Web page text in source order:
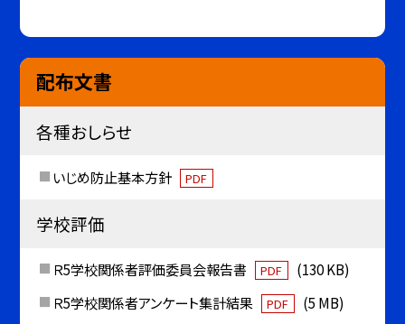
配布文書
各種おしらせ
いじめ防止基本方針 PDF
学校評価
Ｒ5学校関係者評価委員会報告書 PDF
(130 KB)
Ｒ5学校関係者アンケート集計結果
PDF
(5 MB)